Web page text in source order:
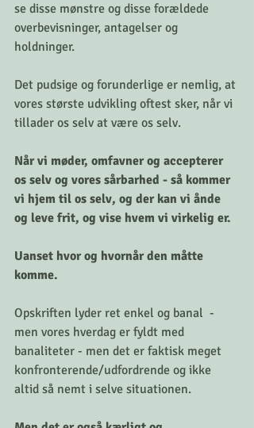
se disse mønstre og disse forældede
overbevisninger, antagelser og
holdninger.
Det pudsige og forunderlige er nemlig, at
vores største udvikling oftest sker, når vi
tillader os selv at være os selv.
Når vi møder, omfavner og accepterer
os selv og vores sårbarhed - så kommer
vi hjem til os selv, og der kan vi ånde
og leve frit, og vise hvem vi virkelig er.
Uanset hvor og hvornår den måtte
komme.
Opskriften lyder ret enkel og banal  -
men vores hverdag er fyldt med
banaliteter - men det er faktisk meget
konfronterende/udfordrende og ikke
altid så nemt i selve situationen.